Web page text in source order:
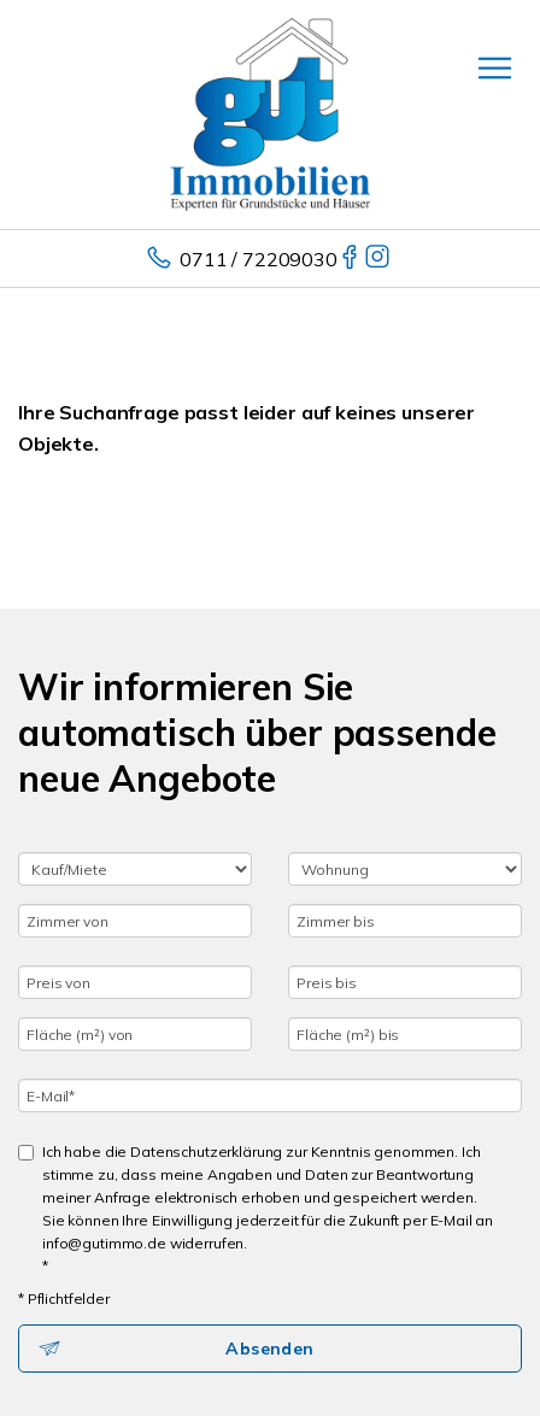
0711 / 72209030
Ihre Suchanfrage passt leider auf keines unserer
Objekte.
Wir informieren Sie
automatisch über passende
neue Angebote
Ich habe die Datenschutzerklärung zur Kenntnis genommen. Ich
stimme zu, dass meine Angaben und Daten zur Beantwortung
meiner Anfrage elektronisch erhoben und gespeichert werden.
Sie können Ihre Einwilligung jederzeit für die Zukunft per E-Mail an
info@gutimmo.de widerrufen.
*
* Pflichtfelder
Absenden